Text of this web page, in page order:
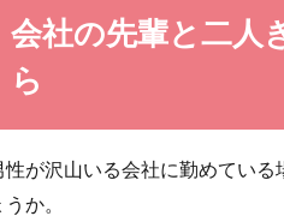
会社の先輩と二人
ら
性が沢山いる会社に勤めてい
うか。